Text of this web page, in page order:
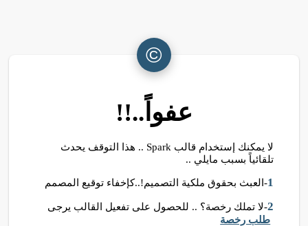
©
عفواً..!!
لا يمكنك إستخدام قالب Spark .. هذا التوقف يحدث
تلقائياً بسبب مايلي ..
1-العبث بحقوق ملكية التصميم!..كإخفاء توقيع المصمم
2-لا تملك رخصة؟ .. للحصول على تفعيل القالب يرجى
طلب رخصة